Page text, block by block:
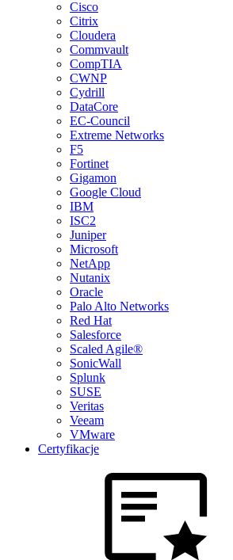
Cisco
Citrix
Cloudera
Commvault
CompTIA
CWNP
Cydrill
DataCore
EC-Council
Extreme Networks
F5
Fortinet
Gigamon
Google Cloud
IBM
ISC2
Juniper
Microsoft
NetApp
Nutanix
Oracle
Palo Alto Networks
Red Hat
Salesforce
Scaled Agile®
SonicWall
Splunk
SUSE
Veritas
Veeam
VMware
Certyfikacje